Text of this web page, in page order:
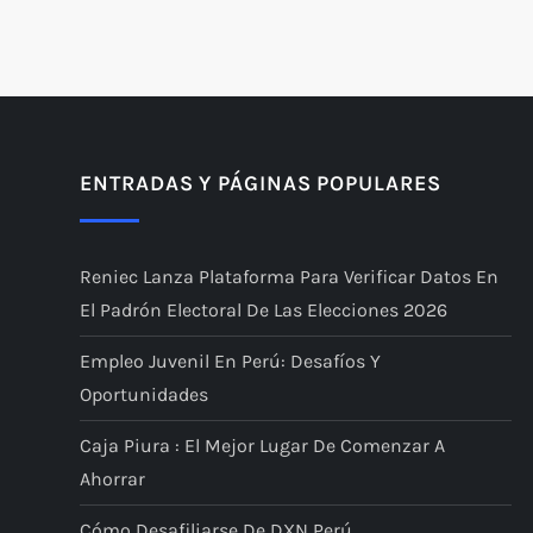
i
n
a
c
i
ó
n
ENTRADAS Y PÁGINAS POPULARES
Reniec Lanza Plataforma Para Verificar Datos En
El Padrón Electoral De Las Elecciones 2026
Empleo Juvenil En Perú: Desafíos Y
Oportunidades
Caja Piura : El Mejor Lugar De Comenzar A
Ahorrar